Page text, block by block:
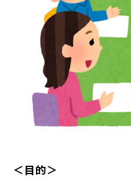
＜目的＞